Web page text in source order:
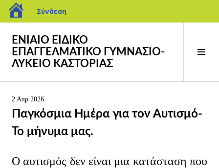
blogs.sch.gr
Σύνδεση
περιεχόμενο
ΕΝΙΑΙΟ ΕΙΔΙΚΟ
ΕΠΑΓΓΕΛΜΑΤΙΚΟ ΓΥΜΝΑΣΙΟ-
ΛΥΚΕΙΟ ΚΑΣΤΟΡΙΑΣ
2 Απρ 2026
Παγκόσμια Ημέρα για τον Αυτισμό-
Το μήνυμα μας.
Ο αυτισμός δεν είναι μια κατάσταση που